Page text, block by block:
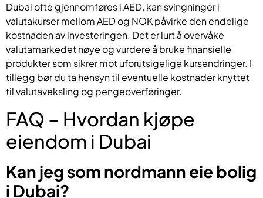
Dubai ofte gjennomføres i AED, kan svingninger i
valutakurser mellom AED og NOK påvirke den endelige
kostnaden av investeringen. Det er lurt å overvåke
valutamarkedet nøye og vurdere å bruke finansielle
produkter som sikrer mot uforutsigelige kursendringer. I
tillegg bør du ta hensyn til eventuelle kostnader knyttet
til valutaveksling og pengeoverføringer.
FAQ – Hvordan kjøpe
eiendom i Dubai
Kan jeg som nordmann eie bolig
i Dubai?